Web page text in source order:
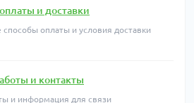
и доставки
способы оплаты и условия доставки
и контакты
и информация для связи